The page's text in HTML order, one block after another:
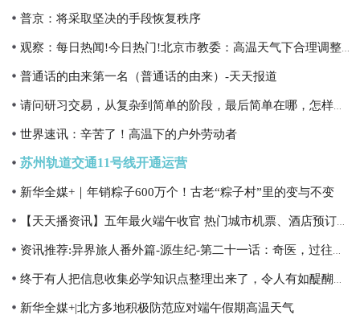
普京：将采取坚决的手段恢复秩序
普通话的由来第一名（普通话的由来）-天天报道
世界速讯：辛苦了！高温下的户外劳动者
苏州轨道交通11号线开通运营
新华全媒+｜年销粽子600万个！古老“粽子村”里的变与不变
新华全媒+|北方多地积极防范应对端午假期高温天气